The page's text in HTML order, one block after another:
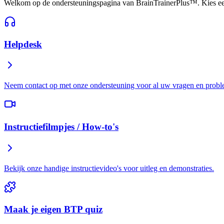
Welkom op de ondersteuningspagina van BrainTrainerPlus™. Kies
Helpdesk
Neem contact op met onze ondersteuning voor al uw vragen en
Instructiefilmpjes / How-to's
Bekijk onze handige instructievideo's voor uitleg en demonstraties.
Maak je eigen BTP quiz